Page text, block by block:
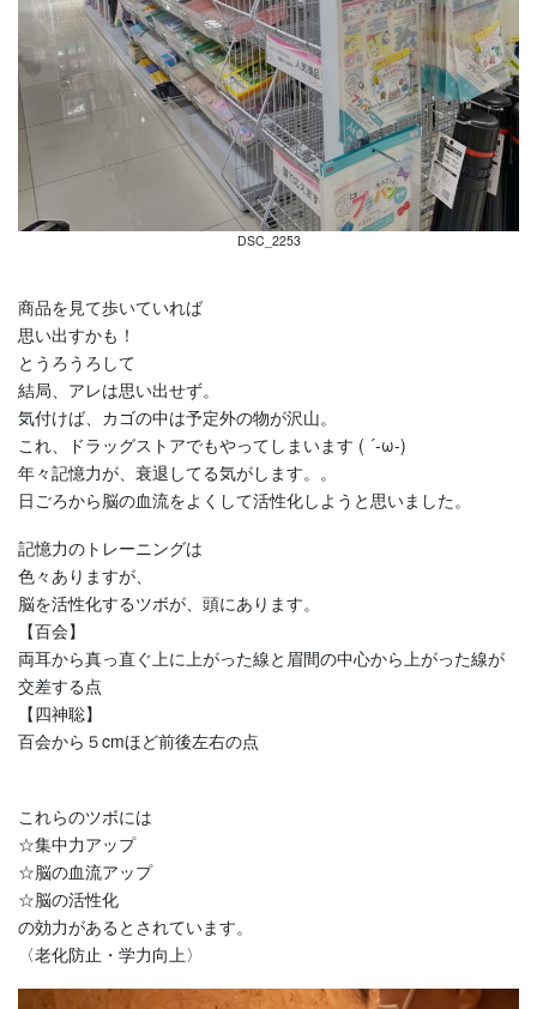
DSC_2253
商品を見て歩いていれば
思い出すかも！
とうろうろして
結局、アレは思い出せず。
気付けば、カゴの中は予定外の物が沢山。
これ、ドラッグストアでもやってしまいます ( ´-ω-)
年々記憶力が、衰退してる気がします。。
日ごろから脳の血流をよくして活性化しようと思いました。
記憶力のトレーニングは
色々ありますが、
脳を活性化するツボが、頭にあります。
【百会】
両耳から真っ直ぐ上に上がった線と眉間の中心から上がった線が
交差する点
【四神聡】
百会から５cmほど前後左右の点
これらのツボには
☆集中力アップ
☆脳の血流アップ
☆脳の活性化
の効力があるとされています。
〈老化防止・学力向上〉